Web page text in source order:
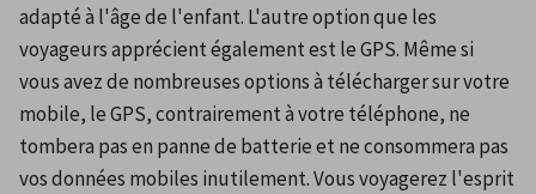
adapté à l'âge de l'enfant. L'autre option que les
voyageurs apprécient également est le GPS. Même si
vous avez de nombreuses options à télécharger sur votre
mobile, le GPS, contrairement à votre téléphone, ne
tombera pas en panne de batterie et ne consommera pas
vos données mobiles inutilement. Vous voyagerez l'esprit